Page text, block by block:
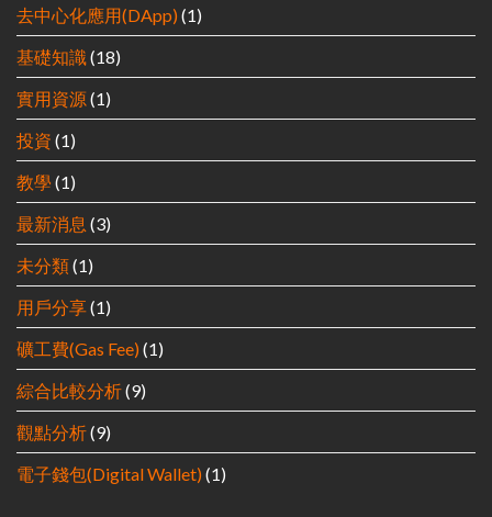
去中心化應用(DApp) (1)
基礎知識(18)
實用資源(1)
投資 (1)
教學 (1)
最新消息 (3)
未分類(1)
用戶分享(1)
礦工費(Gas Fee) (1)
綜合比較分析(9)
觀點分析(9)
電子錢包(Digital Wallet) (1)